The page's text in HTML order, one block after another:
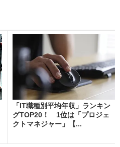
「IT職種別平均年収」ランキン
グTOP20！ 1位は「プロジェ
クトマネジャー」【...